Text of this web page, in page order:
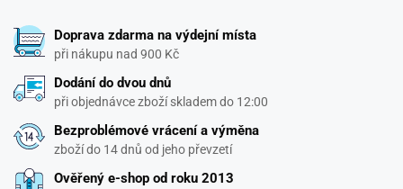
Doprava zdarma na výdejní místa
při nákupu nad 900 Kč
Dodání do dvou dnů
při objednávce zboží skladem do 12:00
Bezproblémové vrácení a výměna
zboží do 14 dnů od jeho převzetí
Ověřený e-shop od roku 2013